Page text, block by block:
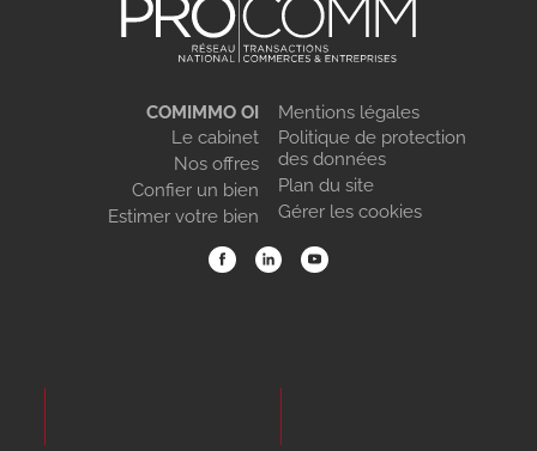
COMIMMO OI
Le cabinet
Nos offres
Confier un bien
Estimer votre bien
Mentions légales
Politique de protection
des données
Plan du site
Gérer les cookies